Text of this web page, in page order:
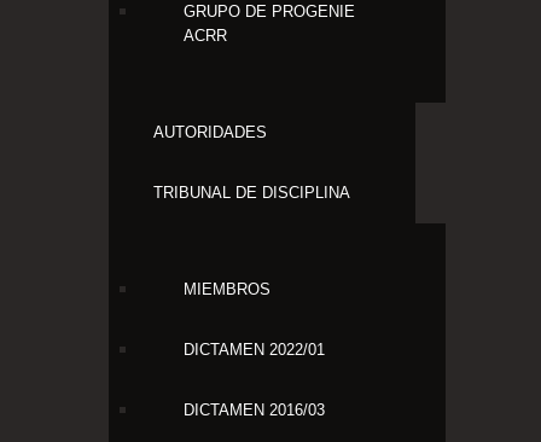
GRUPO DE PROGENIE
ACRR
AUTORIDADES
TRIBUNAL DE DISCIPLINA
MIEMBROS
DICTAMEN 2022/01
DICTAMEN 2016/03